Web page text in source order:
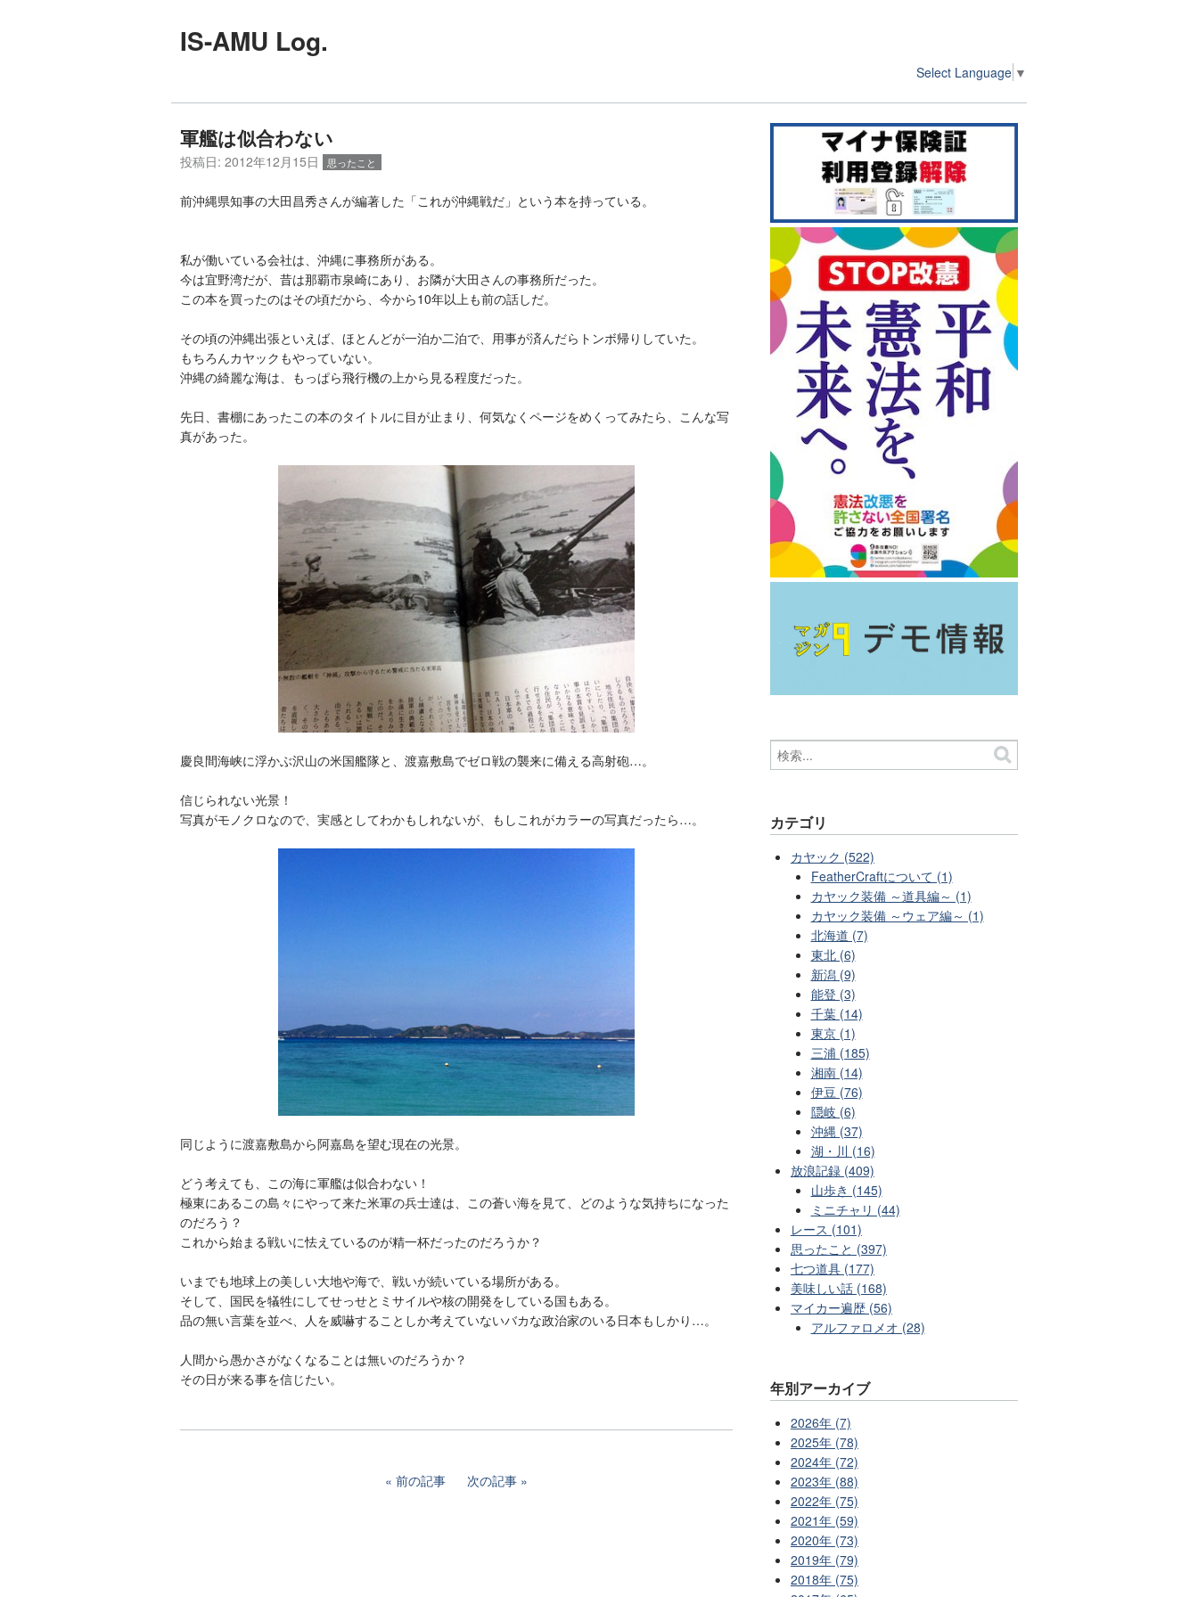
IS-AMU Log.
Select Language ▼
軍艦は似合わない
投稿日: 2012年12月15日 思ったこと
前沖縄県知事の大田昌秀さんが編著した「これが沖縄戦だ」という本を持っている。
私が働いている会社は、沖縄に事務所がある。
今は宜野湾だが、昔は那覇市泉崎にあり、お隣が大田さんの事務所だった。
この本を買ったのはその頃だから、今から10年以上も前の話しだ。
その頃の沖縄出張といえば、ほとんどが一泊か二泊で、用事が済んだらトンボ帰りしていた。
もちろんカヤックもやっていない。
沖縄の綺麗な海は、もっぱら飛行機の上から見る程度だった。
先日、書棚にあったこの本のタイトルに目が止まり、何気なくページをめくってみたら、こんな写
真があった。
慶良間海峡に浮かぶ沢山の米国艦隊と、渡嘉敷島でゼロ戦の襲来に備える高射砲…。
信じられない光景！
写真がモノクロなので、実感としてわかもしれないが、もしこれがカラーの写真だったら…。
同じように渡嘉敷島から阿嘉島を望む現在の光景。
どう考えても、この海に軍艦は似合わない！
極東にあるこの島々にやって来た米軍の兵士達は、この蒼い海を見て、どのような気持ちになった
のだろう？
これから始まる戦いに怯えているのが精一杯だったのだろうか？
いまでも地球上の美しい大地や海で、戦いが続いている場所がある。
そして、国民を犠牲にしてせっせとミサイルや核の開発をしている国もある。
品の無い言葉を並べ、人を威嚇することしか考えていないバカな政治家のいる日本もしかり…。
人間から愚かさがなくなることは無いのだろうか？
その日が来る事を信じたい。
前の記事 次の記事
カテゴリ
カヤック (522)
FeatherCraftについて (1)
カヤック装備 ～道具編～ (1)
カヤック装備 ～ウェア編～ (1)
北海道 (7)
東北 (6)
新潟 (9)
能登 (3)
千葉 (14)
東京 (1)
三浦 (185)
湘南 (14)
伊豆 (76)
隠岐 (6)
沖縄 (37)
湖・川 (16)
放浪記録 (409)
山歩き (145)
ミニチャリ (44)
レース (101)
思ったこと (397)
七つ道具 (177)
美味しい話 (168)
マイカー遍歴 (56)
アルファロメオ (28)
年別アーカイブ
2026年 (7)
2025年 (78)
2024年 (72)
2023年 (88)
2022年 (75)
2021年 (59)
2020年 (73)
2019年 (79)
2018年 (75)